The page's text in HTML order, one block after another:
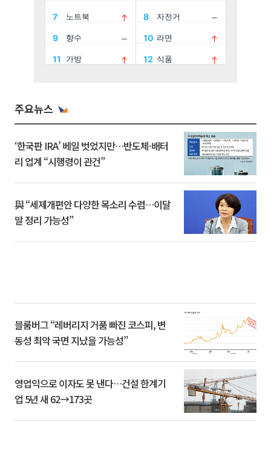
주요뉴스
‘한국판 IRA’ 베일 벗었지만…반도체·배터
리 업계 “시행령이 관건”
與 “세제개편안 다양한 목소리 수렴…이달
말 정리 가능성”
블룸버그 “레버리지 거품 빠진 코스피, 변
동성 최악 국면 지났을 가능성”
영업익으로 이자도 못 낸다…건설 한계기
업 5년 새 62→173곳